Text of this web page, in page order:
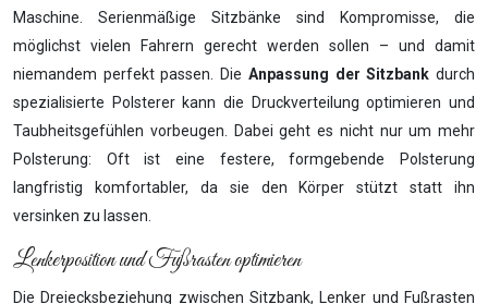
Maschine. Serienmäßige Sitzbänke sind Kompromisse, die
möglichst vielen Fahrern gerecht werden sollen – und damit
niemandem perfekt passen. Die Anpassung der Sitzbank durch
spezialisierte Polsterer kann die Druckverteilung optimieren und
Taubheitsgefühlen vorbeugen. Dabei geht es nicht nur um mehr
Polsterung: Oft ist eine festere, formgebende Polsterung
langfristig komfortabler, da sie den Körper stützt statt ihn
versinken zu lassen.
Lenkerposition und Fußrasten optimieren
Die Dreiecksbeziehung zwischen Sitzbank, Lenker und Fußrasten